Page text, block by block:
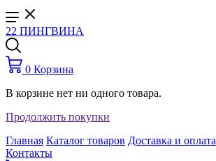
22 ПИНГВИНА
0 Корзина
В корзине нет ни одного товара.
Продолжить покупки
Главная Каталог товаров Доставка и оплата
Контакты